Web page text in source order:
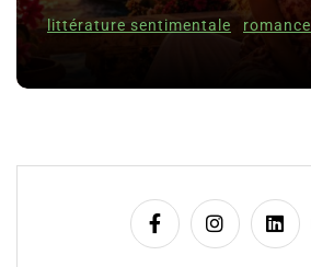
littérature sentimentale romance